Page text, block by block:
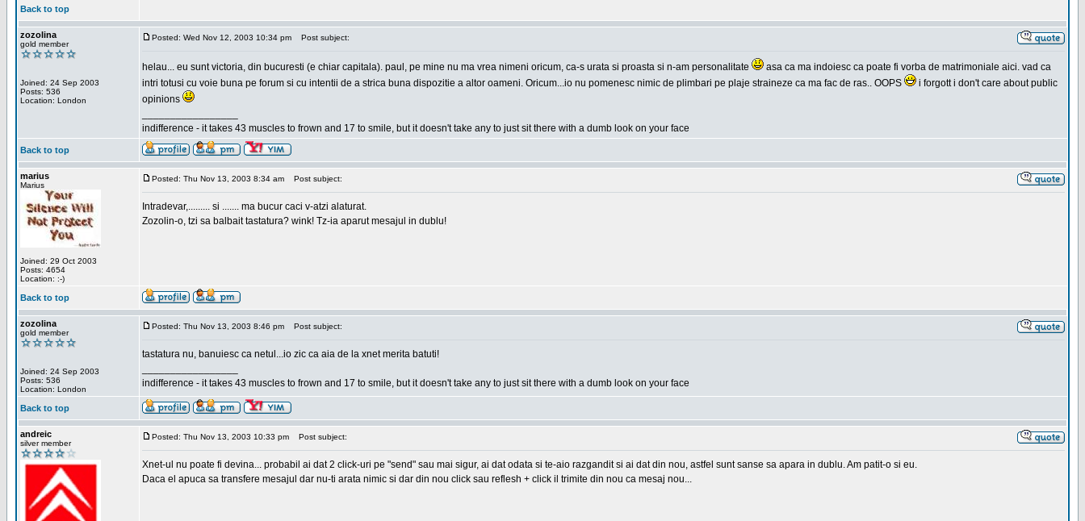
Back to top
zozolina
gold member
Joined: 24 Sep 2003
Posts: 536
Location: London
Posted: Wed Nov 12, 2003 10:34 pm Post subject:
helau... eu sunt victoria, din bucuresti (e chiar capitala). paul, pe mine nu ma vrea nimeni oricum, ca-s urata si proasta si n-am personalitate
asa ca ma indoiesc ca poate fi vorba de matrimoniale aici. vad ca
intri totusi cu voie buna pe forum si cu intentii de a strica buna dispozitie a altor oameni. Oricum...io nu pomenesc nimic de plimbari pe plaje straineze ca ma fac de ras.. OOPS
i forgott i don't care about public
opinions
indifference - it takes 43 muscles to frown and 17 to smile, but it doesn't take any to just sit there with a dumb look on your face
Back to top
marius
Marius
Joined: 29 Oct 2003
Posts: 4654
Location: :-)
Posted: Thu Nov 13, 2003 8:34 am Post subject:
Intradevar,......... si ....... ma bucur caci v-atzi alaturat.
Zozolin-o, tzi sa balbait tastatura? wink! Tz-ia aparut mesajul in dublu!
Back to top
zozolina
gold member
Joined: 24 Sep 2003
Posts: 536
Location: London
Posted: Thu Nov 13, 2003 8:46 pm Post subject:
tastatura nu, banuiesc ca netul...io zic ca aia de la xnet merita batuti!
indifference - it takes 43 muscles to frown and 17 to smile, but it doesn't take any to just sit there with a dumb look on your face
Back to top
andreic
silver member
Posted: Thu Nov 13, 2003 10:33 pm Post subject:
Xnet-ul nu poate fi devina... probabil ai dat 2 click-uri pe "send" sau mai sigur, ai dat odata si te-aio razgandit si ai dat din nou, astfel sunt sanse sa apara in dublu. Am patit-o si eu.
Daca el apuca sa transfere mesajul dar nu-ti arata nimic si dar din nou click sau reflesh + click il trimite din nou ca mesaj nou...